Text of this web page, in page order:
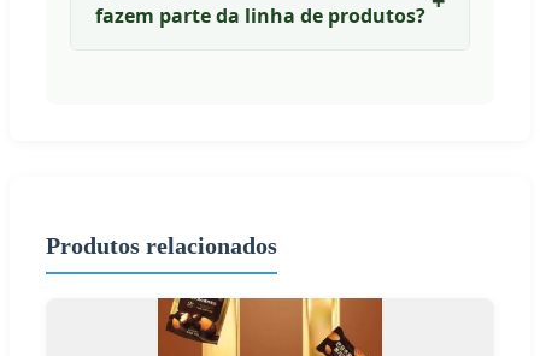
fazem parte da linha de produtos?
Produtos relacionados